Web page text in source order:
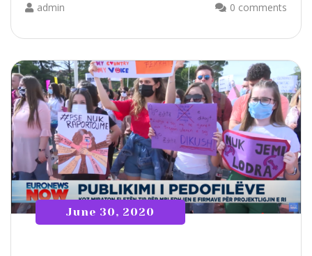
admin 0 comments
June 30, 2020